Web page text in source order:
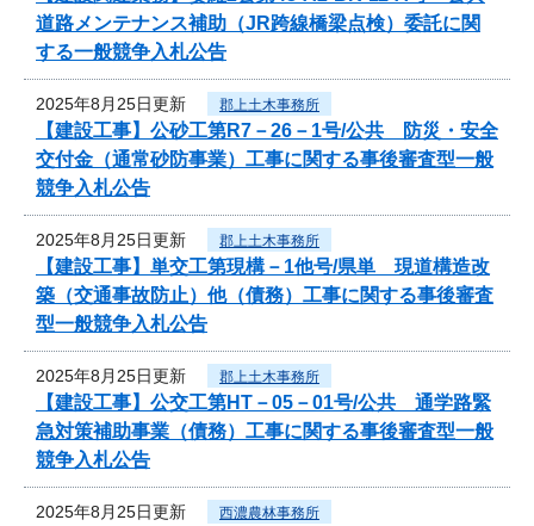
道路メンテナンス補助（JR跨線橋梁点検）委託に関
する一般競争入札公告
2025年8月25日更新 郡上土木事務所
【建設工事】公砂工第R7－26－1号/公共 防災・安全
交付金（通常砂防事業）工事に関する事後審査型一般
競争入札公告
2025年8月25日更新 郡上土木事務所
【建設工事】単交工第現構－1他号/県単 現道構造改
築（交通事故防止）他（債務）工事に関する事後審査
型一般競争入札公告
2025年8月25日更新 郡上土木事務所
【建設工事】公交工第HT－05－01号/公共 通学路緊
急対策補助事業（債務）工事に関する事後審査型一般
競争入札公告
2025年8月25日更新 西濃農林事務所